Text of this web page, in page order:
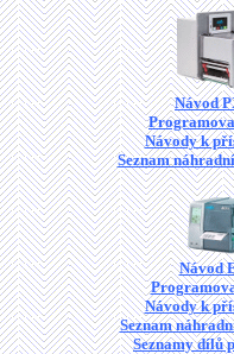
Návod
Návody k
Seznam
Návod
Návody k
Seznam
Seznamy dílů